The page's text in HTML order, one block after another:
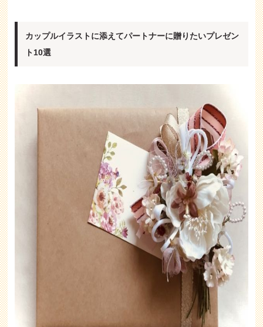
カップルイラストに添えてパートナーに贈りたいプレゼン
ト10選